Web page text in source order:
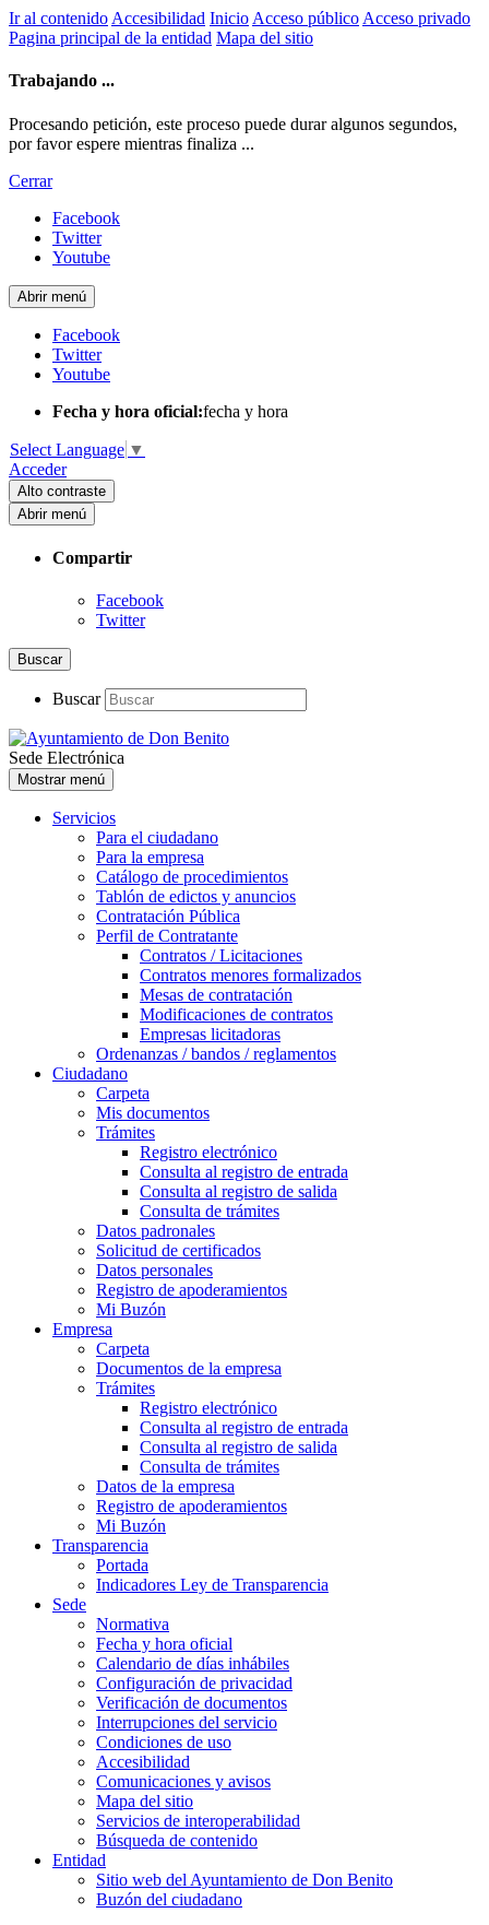
Ir al contenido Accesibilidad Inicio Acceso público Acceso privado
Pagina principal de la entidad Mapa del sitio
Trabajando ...
Procesando petición, este proceso puede durar algunos segundos,
por favor espere mientras finaliza ...
Cerrar
Facebook
Twitter
Youtube
Abrir menú
Facebook
Twitter
Youtube
Fecha y hora oficial:fecha y hora
Select Language ▼
Acceder
Alto contraste
Abrir menú
Compartir
Facebook
Twitter
Buscar
Buscar
Sede Electrónica
Mostrar menú
Servicios
Para el ciudadano
Para la empresa
Catálogo de procedimientos
Tablón de edictos y anuncios
Contratación Pública
Perfil de Contratante
Contratos / Licitaciones
Contratos menores formalizados
Mesas de contratación
Modificaciones de contratos
Empresas licitadoras
Ordenanzas / bandos / reglamentos
Ciudadano
Carpeta
Mis documentos
Trámites
Registro electrónico
Consulta al registro de entrada
Consulta al registro de salida
Consulta de trámites
Datos padronales
Solicitud de certificados
Datos personales
Registro de apoderamientos
Mi Buzón
Empresa
Carpeta
Documentos de la empresa
Trámites
Registro electrónico
Consulta al registro de entrada
Consulta al registro de salida
Consulta de trámites
Datos de la empresa
Registro de apoderamientos
Mi Buzón
Transparencia
Portada
Indicadores Ley de Transparencia
Sede
Normativa
Fecha y hora oficial
Calendario de días inhábiles
Configuración de privacidad
Verificación de documentos
Interrupciones del servicio
Condiciones de uso
Accesibilidad
Comunicaciones y avisos
Mapa del sitio
Servicios de interoperabilidad
Búsqueda de contenido
Entidad
Sitio web del Ayuntamiento de Don Benito
Buzón del ciudadano